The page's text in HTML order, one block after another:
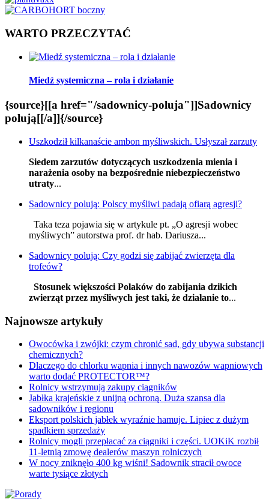
WARTO PRZECZYTAĆ
Miedź systemiczna – rola i działanie
{source}[[a href="/sadownicy-poluja"]]Sadownicy
polują[[/a]]{/source}
Uszkodził kilkanaście ambon myśliwskich. Usłyszał zarzuty
Siedem zarzutów dotyczących uszkodzenia mienia i
narażenia osoby na bezpośrednie niebezpieczeństwo
utraty...
Sadownicy polują: Polscy myśliwi padają ofiarą agresji?
Taka teza pojawia się w artykule pt. „O agresji wobec
myśliwych” autorstwa prof. dr hab. Dariusza...
Sadownicy polują: Czy godzi się zabijać zwierzęta dla
trofeów?
Stosunek większości Polaków do zabijania dzikich
zwierząt przez myśliwych jest taki, że działanie to...
Najnowsze artykuły
Owocówka i zwójki: czym chronić sad, gdy ubywa substancji
chemicznych?
Dlaczego do chlorku wapnia i innych nawozów wapniowych
warto dodać PROTECTOR™?
Rolnicy wstrzymują zakupy ciągników
Jabłka krajeńskie z unijną ochroną. Duża szansa dla
sadowników i regionu
Eksport polskich jabłek wyraźnie hamuje. Lipiec z dużym
spadkiem sprzedaży
Rolnicy mogli przepłacać za ciągniki i części. UOKiK rozbił
11-letnią zmowę dealerów maszyn rolniczych
W nocy zniknęło 400 kg wiśni! Sadownik stracił owoce
warte tysiące złotych